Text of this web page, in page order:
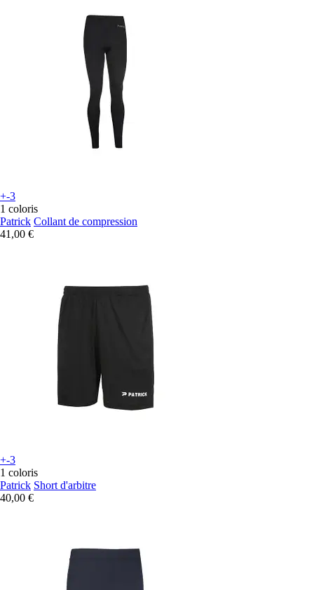
+-3
1 coloris
Patrick Collant de compression
41,00 €
+-3
1 coloris
Patrick Short d'arbitre
40,00 €